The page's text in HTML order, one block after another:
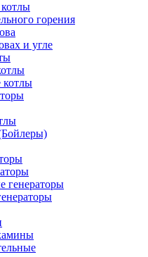
горения
и угле
генераторы